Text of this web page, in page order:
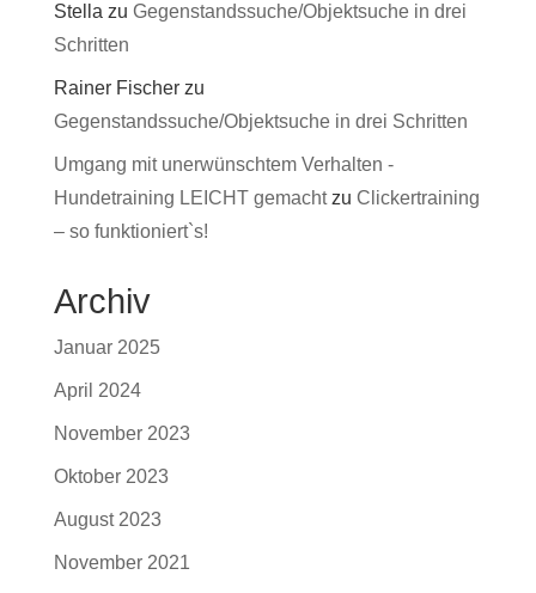
Stella zu Gegenstandssuche/Objektsuche in drei
Schritten
Rainer Fischerzu
Gegenstandssuche/Objektsuche in drei Schritten
Umgang mit unerwünschtem Verhalten -
Hundetraining LEICHT gemachtzu Clickertraining
– so funktioniert`s!
Archiv
Januar 2025
April 2024
November 2023
Oktober 2023
August 2023
November 2021